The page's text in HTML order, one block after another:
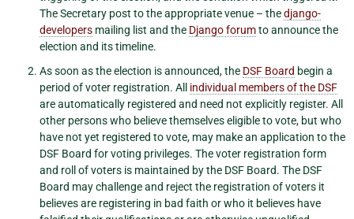
The Secretary post to the appropriate venue – thedjango-
developers mailing list and the Django forumto announce the
election and its timeline.
As soon as the election is announced, the DSF Board begin a
period of voter registration. All individual members of the DSF
are automatically registered and need not explicitly register. All
other persons who believe themselves eligible to vote, but who
have not yet registered to vote, may make an application to the
DSF Board for voting privileges. The voter registration form
and roll of voters is maintained by the DSF Board. The DSF
Board may challenge and reject the registration of voters it
believes are registering in bad faith or who it believes have